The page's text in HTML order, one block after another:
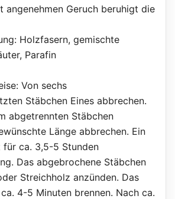
angenehmen Geruch beruhigt die
Holzfasern, gemischte
Parafin
Von sechs
Stäbchen Eines abbrechen.
abgetrennten Stäbchen
Länge abbrechen. Ein
für ca. 3,5-5 Stunden
Das abgebrochene Stäbchen
Streichholz anzünden. Das
4-5 Minuten brennen. Nach ca.